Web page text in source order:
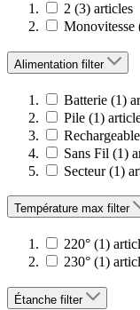
2 (3) articles
Monovitesse
Alimentation filter
Batterie (1)
Pile (1)
Rechargeable
Sans Fil (1)
Secteur (1)
Température max filter
220° (1)
230° (1)
Étanche filter